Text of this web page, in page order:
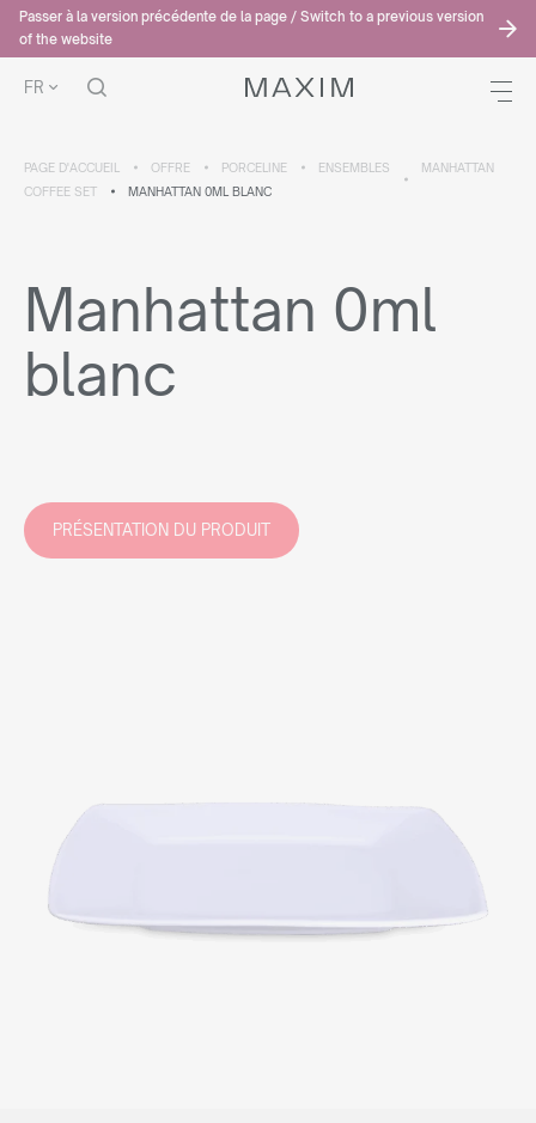
Passer à la version précédente de la page / Switch to a previous version
of the website
FR
PAGE D'ACCUEIL OFFRE PORCELINE ENSEMBLES
MANHATTAN
COFFEE SET
MANHATTAN 0ML BLANC
Manhattan 0ml
blanc
PRÉSENTATION DU PRODUIT